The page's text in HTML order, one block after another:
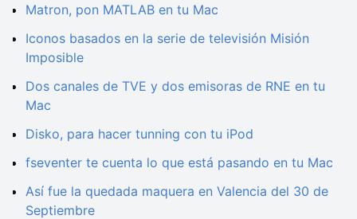
Matron, pon MATLAB en tu Mac
Iconos basados en la serie de televisión Misión
Imposible
Dos canales de TVE y dos emisoras de RNE en tu
Mac
Disko, para hacer tunning con tu iPod
fseventer te cuenta lo que está pasando en tu Mac
Así fue la quedada maquera en Valencia del 30 de
Septiembre